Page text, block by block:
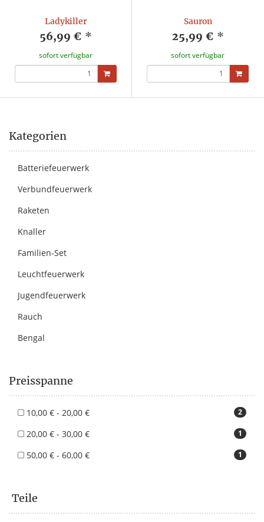
Ladykiller
56,99 € *
sofort verfügbar
Sauron
25,99 € *
sofort verfügbar
Kategorien
Batteriefeuerwerk
Verbundfeuerwerk
Raketen
Knaller
Familien-Set
Leuchtfeuerwerk
Jugendfeuerwerk
Rauch
Bengal
Preisspanne
2
10,00 € - 20,00 €
1
20,00 € - 30,00 €
1
50,00 € - 60,00 €
Teile